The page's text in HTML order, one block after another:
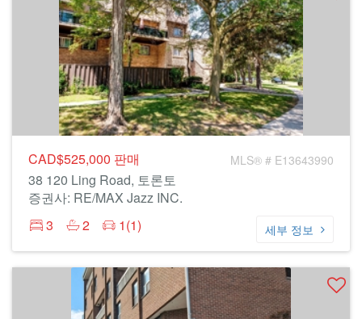
CAD$525,000 판매 MLS® # E13643990
38 120 Ling Road, 토론토
증권사: RE/MAX Jazz INC.
3
2 1(1) 세부 정보